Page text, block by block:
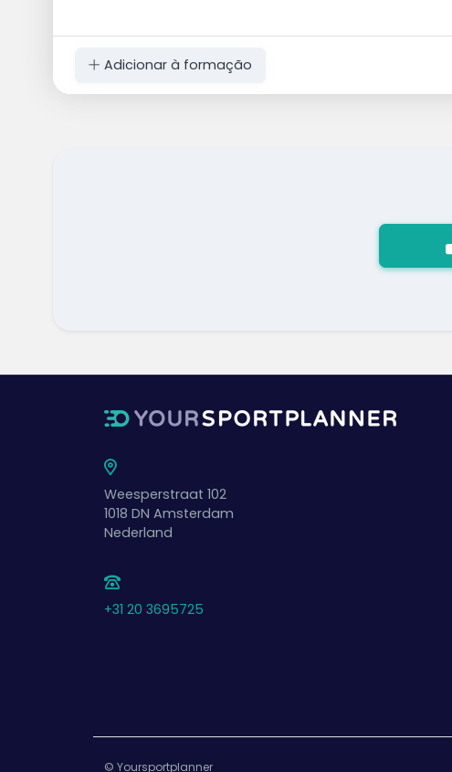
Adicionar à formação
Weesperstraat 102
1018 DN Amsterdam
Nederland
+31 20 3695725
© Yoursportplanner